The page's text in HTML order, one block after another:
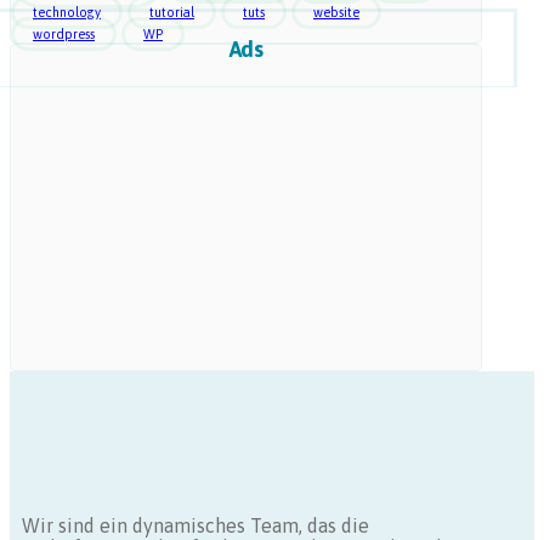
technology
tutorial tuts
website
wordpress
WP
Ads
Wir sind ein dynamisches Team, das die